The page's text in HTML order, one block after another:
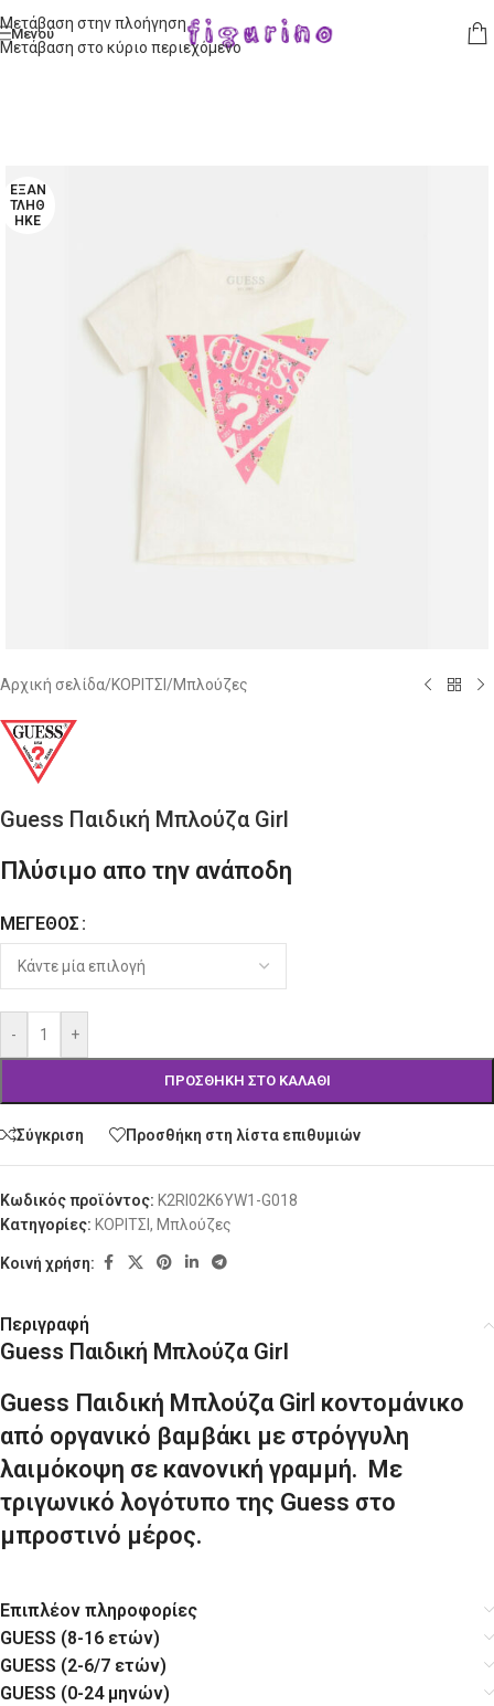
Μετάβαση στην πλοήγηση
Μετάβαση στο κύριο περιεχόμενο
Μενού
ΕΞΑΝ
ΤΛΉΘ
ΗΚΕ
Αρχική σελίδα/ΚΟΡΙΤΣΙ /Μπλούζες
Guess Παιδική Μπλούζα Girl
Πλύσιμο απο την ανάποδη
ΜΈΓΕΘΟΣ
- +
ΠΡΟΣΘΉΚΗ ΣΤΟ ΚΑΛΆΘΙ
Alternative:
Σύγκριση Προσθήκη στη λίστα επιθυμιών
Κωδικός προϊόντος: K2RI02K6YW1-G018
Κατηγορίες: ΚΟΡΙΤΣΙ , Μπλούζες
Κοινή χρήση:
Περιγραφή
Guess Παιδική Μπλούζα Girl
Guess Παιδική Μπλούζα Girl κοντομάνικο
από οργανικό βαμβάκι με στρόγγυλη
λαιμόκοψη σε κανονική γραμμή. Με
τριγωνικό λογότυπο της Guess στο
μπροστινό μέρος.
Επιπλέον πληροφορίες
GUESS (8-16 ετών)
GUESS (2-6/7 ετών)
GUESS (0-24 μηνών)